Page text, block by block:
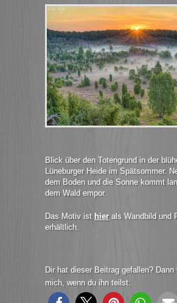
Blick über den Totengrund in der
Lüneburger Heide im Spätsommer.
dem Boden und die Sonne kommt
dem Wald empor.
Das Motiv ist hierals Wandbild und
erhältlich.
Dir hat dieser Beitrag gefallen? Dann
mich, wenn du ihn teilst: